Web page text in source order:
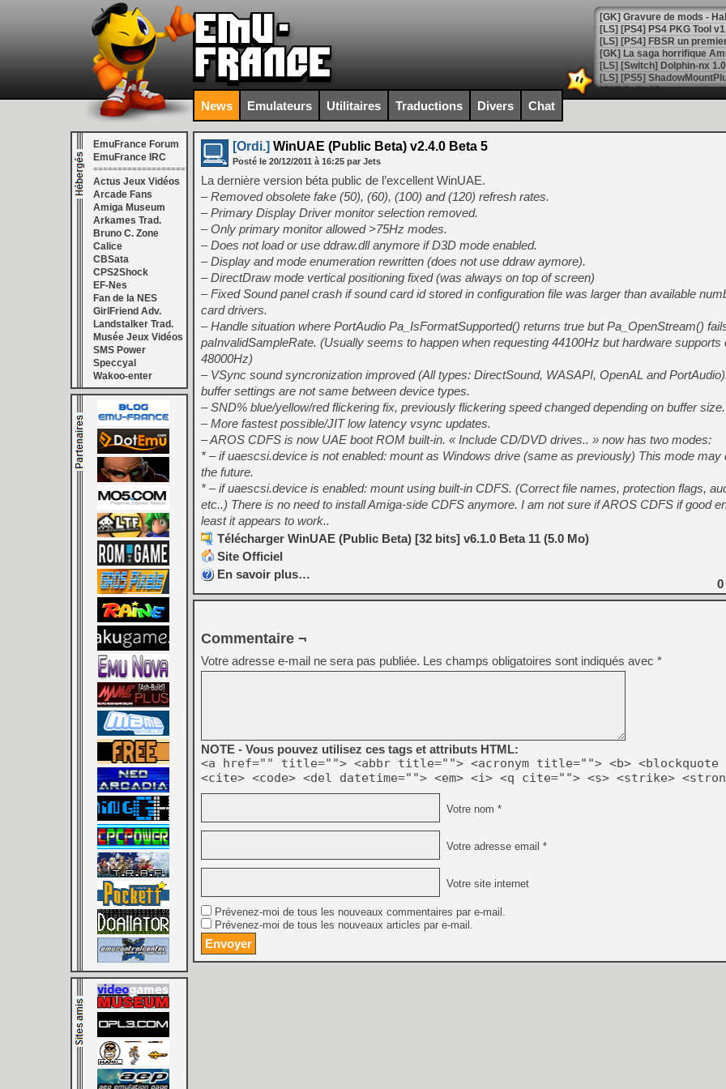
[GK] La saga horrifique
[GK] Le portage de Super
[Mo5] Le jeu de course
[GK] Guillermo del Toro
[GK] Mistfall Hunter : déjà
[GK] Wo Long 2 évolue
[GK] Crossfire : un TPS à
[LS] [PS5] Premiers
[Mo5] DOOM arrive en
[GK] Bethesda fête les 30
[GK] Roblox : l'action en
[GK] Agenda - GeForce
[LS] [PS5] ps5-y2jb-
[GK] Pourquoi Marvel
[GK] Test : Restory : Chill
[GK] GTA 6 : Rockstar
[GK] Hot Wheels Infinite
[GK] Mémoire cash -
[GK] Résultats Nintendo :
[GK] Déjà des
[Mo5] Brickboy cherche à
[GK] Minecraft et ses «
[GK] Beast of
[GK] Ubisoft : fin de partie
News Emulateurs Utilitaires Traductions Divers Chat
EmuFrance Forum
EmuFrance IRC
===================
Actus Jeux Vidéos
Arcade Fans
Amiga Museum
Arkames Trad.
Bruno C. Zone
Calice
CBSata
CPS2Shock
EF-Nes
Fan de la NES
GirlFriend Adv.
Landstalker Trad.
Musée Jeux Vidéos
SMS Power
Speccyal
Wakoo-enter
[Ordi.] WinUAE (Public Beta) v2.4.0 Beta 5
Posté le 20/12/2011 à 16:25 par Jets
La dernière version béta public de l’excellent WinUAE.
– Removed obsolete fake (50), (60), (100) and (120) refresh rates.
– Primary Display Driver monitor selection removed.
– Only primary monitor allowed >75Hz modes.
– Does not load or use ddraw.dll anymore if D3D mode enabled.
– Display and mode enumeration rewritten (does not use ddraw aymore).
– DirectDraw mode vertical positioning fixed (was always on top of screen)
– Fixed Sound panel crash if sound card id stored in configuration file was larger than available
card drivers.
– Handle situation where PortAudio Pa_IsFormatSupported() returns true but Pa_OpenStream()
paInvalidSampleRate. (Usually seems to happen when requesting 44100Hz but hardware supports
48000Hz)
– VSync sound syncronization improved (All types: DirectSound, WASAPI, OpenAL and
buffer settings are not same between device types.
– SND% blue/yellow/red flickering fix, previously flickering speed changed depending on buffer size.
– More fastest possible/JIT low latency vsync updates.
– AROS CDFS is now UAE boot ROM built-in. « Include CD/DVD drives.. » now has two modes:
* – if uaescsi.device is not enabled: mount as Windows drive (same as previously) This mode may
the future.
* – if uaescsi.device is enabled: mount using built-in CDFS. (Correct file names, protection flags,
etc..) There is no need to install Amiga-side CDFS anymore. I am not sure if AROS CDFS if good
least it appears to work..
Télécharger WinUAE (Public Beta) [32 bits] v6.1.0 Beta 11 (5.0 Mo)
Site Officiel
En savoir plus…
0
Commentaire ¬
Votre adresse e-mail ne sera pas publiée. Les champs obligatoires sont indiqués avec *
NOTE - Vous pouvez utilisez ces tags et attributs HTML:
<a href="" title=""> <abbr title=""> <acronym title=""> <b> <blockquote
<cite> <code> <del datetime=""> <em> <i> <q cite=""> <s> <strike>
Votre nom *
Votre adresse email *
Votre site internet
Prévenez-moi de tous les nouveaux commentaires par e-mail.
Prévenez-moi de tous les nouveaux articles par e-mail.